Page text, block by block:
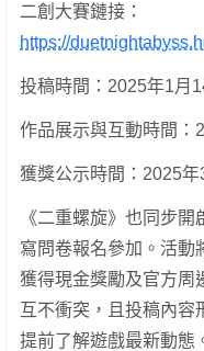
二創大賽鏈接：
https://
投稿時間：2025年1月
作品展示與互動時間：
獲獎公示時間：2025年
《二重螺旋》也同步
寫問卷報名參加。活動
獲得現金獎勵及官方周
互不衝突，且投稿內容
提前了解遊戲最新動態